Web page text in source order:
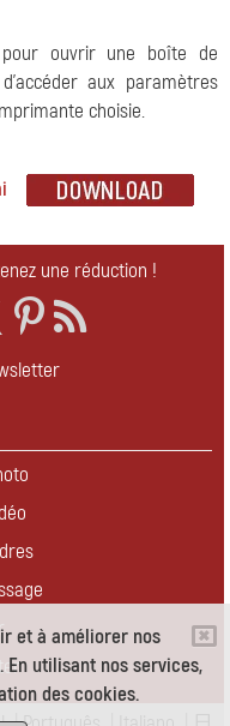
et à améliorer nos
utilisant nos services,
des cookies.
pour ouvrir une boîte de
aux paramètres
choisie.
une réduction !